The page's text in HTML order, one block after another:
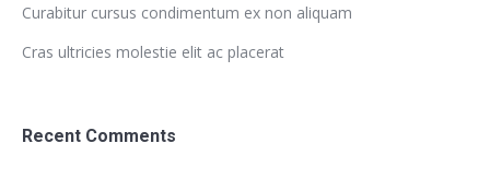
Curabitur cursus condimentum ex non aliquam
Cras ultricies molestie elit ac placerat
Recent Comments